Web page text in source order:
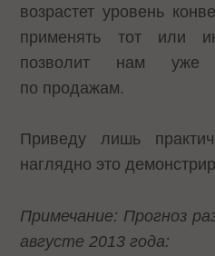
возрастет уровень
применять тот или
позволит нам уже
по продажам.
Приведу лишь
наглядно это
Примечание: Прогноз
августе 2013 года: